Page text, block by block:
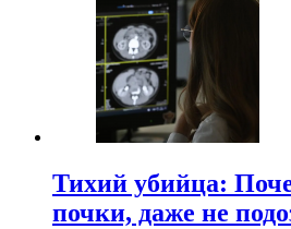
Тихий убийца:
почки, даже не